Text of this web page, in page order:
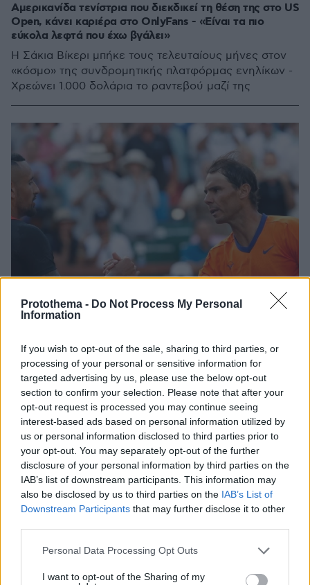
Protothema - Do Not Process My Personal
Information
If you wish to opt-out of the sale, sharing to third parties, or
processing of your personal or sensitive information for
targeted advertising by us, please use the below opt-out
section to confirm your selection. Please note that after your
opt-out request is processed you may continue seeing
interest-based ads based on personal information utilized by
us or personal information disclosed to third parties prior to
your opt-out. You may separately opt-out of the further
disclosure of your personal information by third parties on the
IAB’s list of downstream participants. This information may
also be disclosed by us to third parties on the IAB’s List of
Downstream Participants that may further disclose it to other
Please note that this website/app uses one or more Google
not limited to your visit or usage behaviour. You may click to
Personal Data Processing Opt Outs
I want to opt-out of the Sharing of my
Αμερικανίδα τενίστρια που διεκδικεί τη θέση της στο US
Open, κάνει καριέρα στο OnlyFans - «Είναι τα πιο
εύκολα λεφτά που έχω βγάλει»
Η Σάκια Βίκερι μπήκε τους τελευταίους μήνες στον
«κόσμο» της συνδρομητικής πλατφόρμας ενηλίκων -
Χρεώνει 1.000 δολάρια το ραντεβού μαζί της
«Ξαναχτύπησε» ο Κύργιος, αυτή τη φορά τα έβαλε με
τον Ναδάλ: «Ήταν αηδιαστικός, τον μισούσα όταν
παίζαμε αντίπαλοι»
Σε συνέντευξη που έδωσε στο podcast, «Nothing
Major Show», ο Ελληνοαυστραλός θέλησε να
17.07.2025, 17:13 3